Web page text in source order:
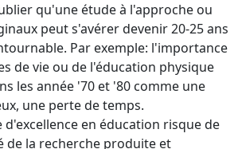
qu'une étude à l'approche ou
peut s'avérer devenir 20-25 ans
Par exemple: l'importance
de vie ou de l'éducation physique
les année '70 et '80 comme une
une perte de temps.
en éducation risque de
de la recherche produite et